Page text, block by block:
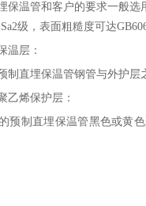
保温管和客户的要求一般
级，表面粗糙度可达
温层：
制直埋保温管钢管与外护层
乙烯保护层：
预制直埋保温管黑色或黄